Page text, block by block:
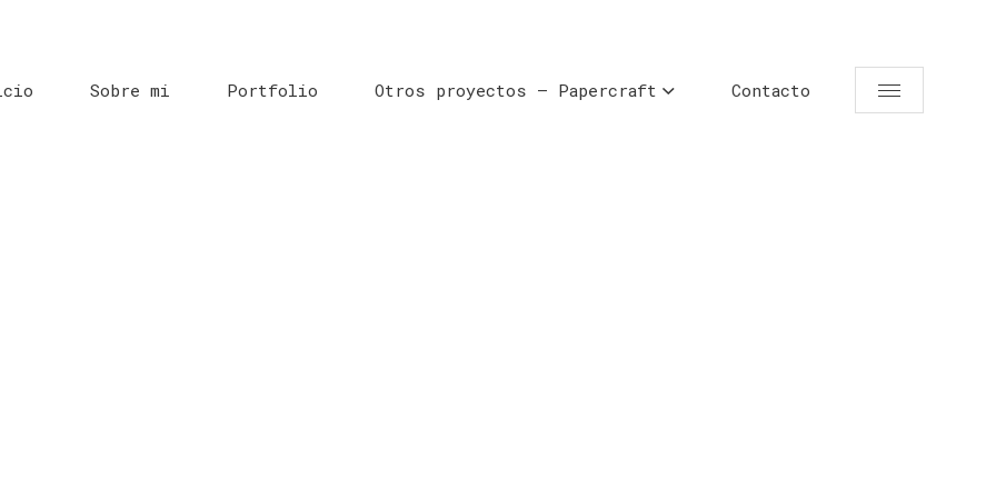
Sobre mi Portfolio Otros proyectos – Papercraft Contacto